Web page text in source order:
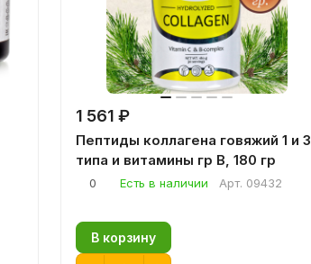
1 561 ₽
Пептиды коллагена говяжий 1 и 3
типа и витамины гр В, 180 гр
0 Есть в наличии Арт. 09432
В корзину